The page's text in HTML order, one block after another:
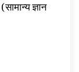
ज्ञान